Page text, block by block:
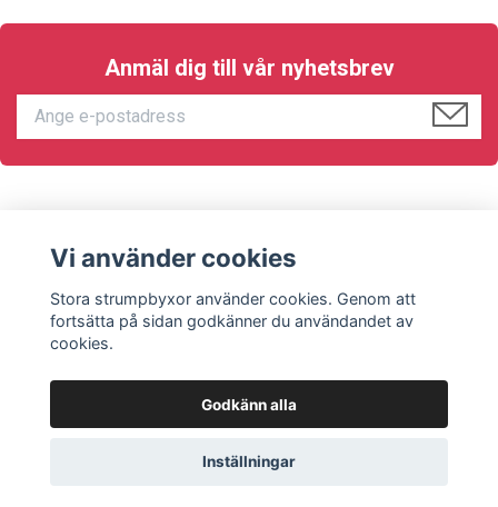
Anmäl dig till vår nyhetsbrev
Sociala medier
© 2026 Stora strumpbyxor
Vi använder cookies
Stora strumpbyxor använder cookies. Genom att
fortsätta på sidan godkänner du användandet av
cookies.
Godkänn alla
Inställningar